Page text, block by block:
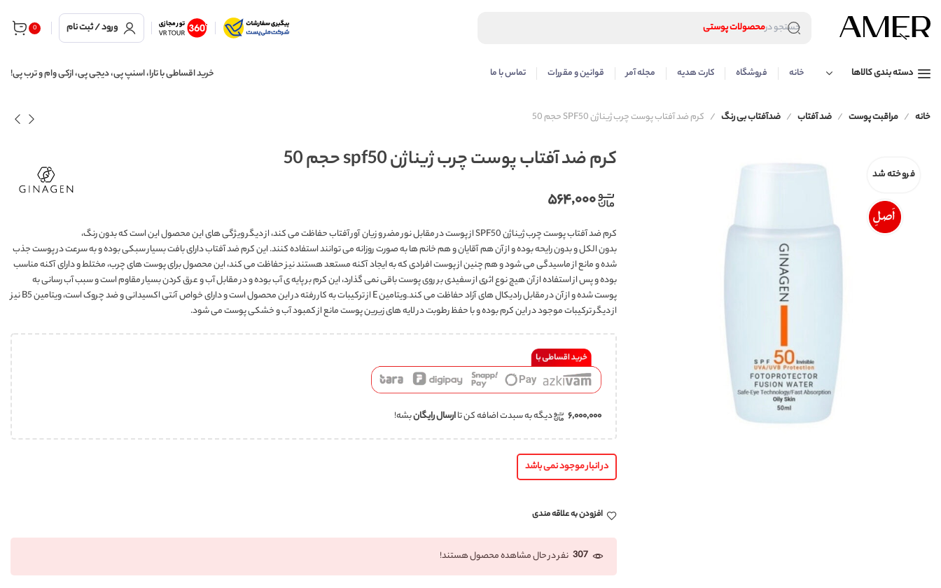
جستجو درمحصولات مراقبت مو
لوازم آرایشی
محصولات پوستی
عطر و ادکلن
ورود / ثبت نام 0
دسته بندی کالاها خانه فروشگاه کارت هدیه مجله آمر قوانین و مقررات تماس با ما خرید اقساطی با تارا، اسنپ پی، دیجی پی، ازکی وام و ترب پی!
خانه مراقبت پوست ضد آفتاب ضدآفتاب بی رنگ کرم ضد آفتاب پوست چرب ژیناژن SPF50 حجم 50
فروخته شد کرم ضد آفتاب پوست چرب ژیناژن spf50 حجم 50
۵۶۴,۰۰۰
کرم ضد آفتاب پوست چرب ژیناژن SPF50 از پوست در مقابل نور مضر و زیان آور آفتاب حفاظت می کند، از دیگر ویژگی های این محصول این است که بدون رنگ،
بدون الکل و بدون رایحه بوده و از آن هم آقایان و هم خانم ها به صورت روزانه می توانند استفاده کنند. این کرم ضد آفتاب دارای بافت بسیار سبکی بوده و به سرعت در پوست جذب
شده و مانع از ماسیدگی می شود و هم چنین از پوست افرادی که به ایجاد آکنه مستعد هستند نیز حفاظت می کند، این محصول برای پوست های چرب، مختلط و دارای آکنه مناسب
بوده و پس از استفاده از آن هیچ نوع اثری از سفیدی بر روی پوست باقی نمی گذارد، این کرم بر پایه ی آب بوده و در مقابل آب و عرق کردن بسیار مقاوم است و سبب آب رسانی به
پوست شده و از آن در مقابل رادیکال های آزاد حفاظت می کند.ویتامین E از ترکیبات به کار رفته در این محصول است و دارای خواص آنتی اکسیدانی و ضد چروک است، ویتامین B5 نیز
از دیگر ترکیبات موجود در این کرم بوده و با حفظ رطوبت در لایه های زیرین پوست مانع از کمبود آب و خشکی پوست می شود.
۶,۰۰۰,۰۰۰ دیگه به سبدت اضافه کن تاارسال رایگانبشه!
در انبار موجود نمی باشد
افزودن به علاقه مندی
307 نفر در حال مشاهده محصول هستند!